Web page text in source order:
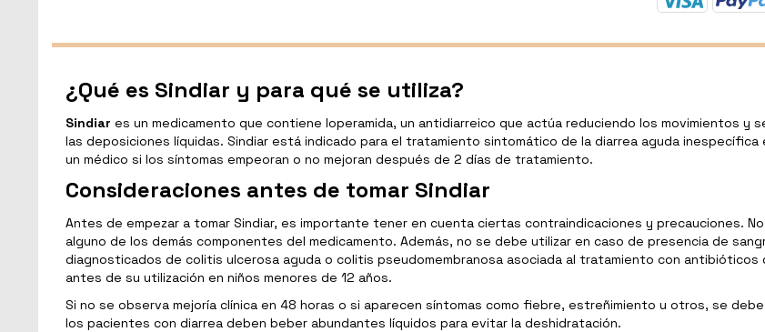
¿Qué es Sindiar y para qué se utiliza?
Sindiar es un medicamento que contiene loperamida, un antidiarreico que actúa reduciendo los movimientos y
las deposiciones líquidas. Sindiar está indicado para el tratamiento sintomático de la diarrea aguda
un médico si los síntomas empeoran o no mejoran después de 2 días de tratamiento.
Consideraciones antes de tomar Sindiar
Antes de empezar a tomar Sindiar, es importante tener en cuenta ciertas contraindicaciones y precauciones.
alguno de los demás componentes del medicamento. Además, no se debe utilizar en caso de presencia de
diagnosticados de colitis ulcerosa aguda o colitis pseudomembranosa asociada al tratamiento con
antes de su utilización en niños menores de 12 años.
Si no se observa mejoría clínica en 48 horas o si aparecen síntomas como fiebre, estreñimiento u otros, se
los pacientes con diarrea deben beber abundantes líquidos para evitar la deshidratación.